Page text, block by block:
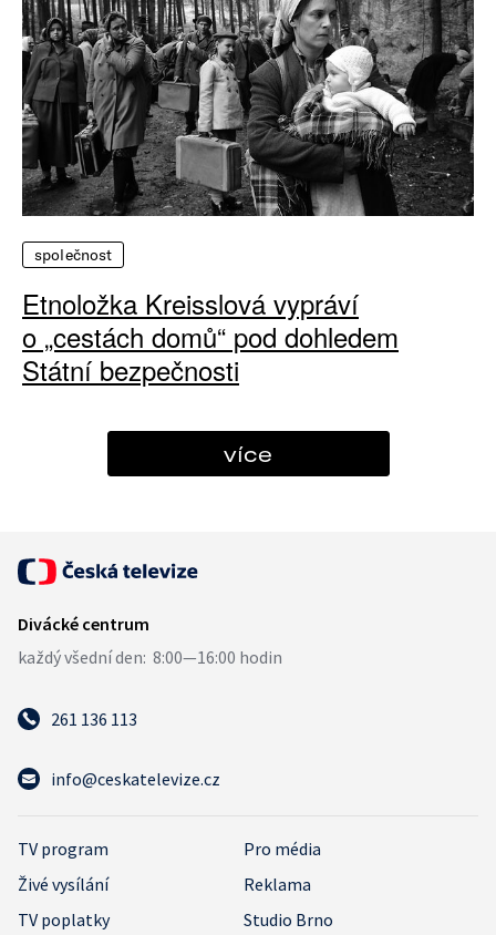
společnost
Etnoložka Kreisslová vypráví
o „cestách domů“ pod dohledem
Státní bezpečnosti
více
261 136 113
info@ceskatelevize.cz
TV program
Pro média
Živé vysílání
Reklama
TV poplatky
Studio Brno